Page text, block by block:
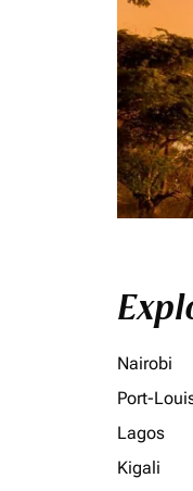
Nairobi
Port-
Lagos
Kigali